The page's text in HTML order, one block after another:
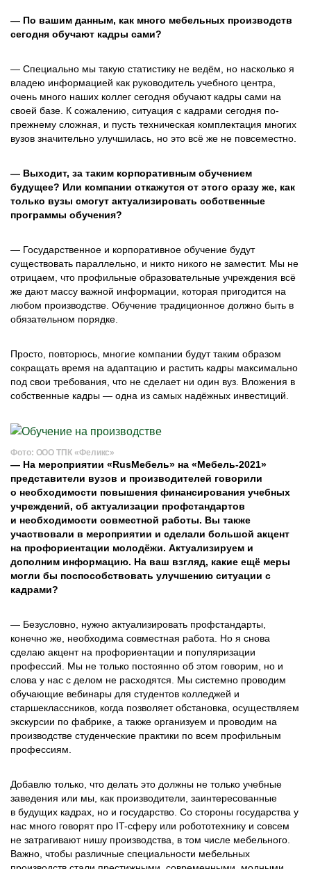
— По вашим данным, как много мебельных производств
сегодня обучают кадры сами?
— Специально мы такую статистику не ведём, но насколько я
владею информацией как руководитель учебного центра,
очень много наших коллег сегодня обучают кадры сами на
своей базе. К сожалению, ситуация с кадрами сегодня по-
прежнему сложная, и пусть техническая комплектация многих
вузов значительно улучшилась, но это всё же не повсеместно.
— Выходит, за таким корпоративным обучением
будущее? Или компании откажутся от этого сразу же, как
только вузы смогут актуализировать собственные
программы обучения?
— Государственное и корпоративное обучение будут
существовать параллельно, и никто никого не заместит. Мы не
отрицаем, что профильные образовательные учреждения всё
же дают массу важной информации, которая пригодится на
любом производстве. Обучение традиционное должно быть в
обязательном порядке.
Просто, повторюсь, многие компании будут таким образом
сокращать время на адаптацию и растить кадры максимально
под свои требования, что не сделает ни один вуз. Вложения в
собственные кадры — одна из самых надёжных инвестиций.
Фото: ООО ТПК «Феликс»
— На мероприятии «RusМебель» на «Мебель-2021»
представители вузов и производителей говорили
о необходимости повышения финансирования учебных
учреждений, об актуализации профстандартов
и необходимости совместной работы. Вы также
участвовали в мероприятии и сделали большой акцент
на профориентации молодёжи. Актуализируем и
дополним информацию. На ваш взгляд, какие ещё меры
могли бы поспособствовать улучшению ситуации с
кадрами?
— Безусловно, нужно актуализировать профстандарты,
конечно же, необходима совместная работа. Но я снова
сделаю акцент на профориентации и популяризации
профессий. Мы не только постоянно об этом говорим, но и
слова у нас с делом не расходятся. Мы системно проводим
обучающие вебинары для студентов колледжей и
старшеклассников, когда позволяет обстановка, осуществляем
экскурсии по фабрике, а также организуем и проводим на
производстве студенческие практики по всем профильным
профессиям.
Добавлю только, что делать это должны не только учебные
заведения или мы, как производители, заинтересованные
в будущих кадрах, но и государство. Со стороны государства у
нас много говорят про IT-сферу или робототехнику и совсем
не затрагивают нишу производства, в том числе мебельного.
Важно, чтобы различные специальности мебельных